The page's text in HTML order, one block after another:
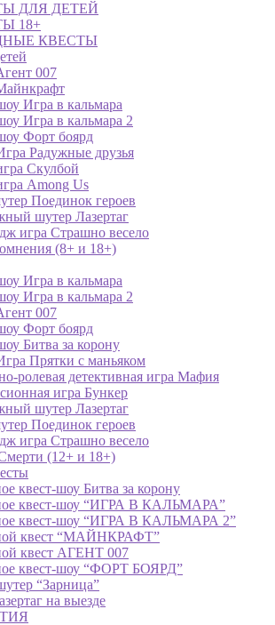
ДЛЯ ДЕТЕЙ
18+
КВЕСТЫ
007
Игра в кальмара
Игра в кальмара 2
Форт боярд
Радужные друзья
Скулбой
Among Us
Поединок героев
шутер Лазертаг
игра Страшно весело
(8+ и 18+)
Игра в кальмара
Игра в кальмара 2
007
Форт боярд
Битва за корону
Прятки с маньяком
ролевая детективная игра Мафия
игра Бункер
шутер Лазертаг
Поединок героев
игра Страшно весело
(12+ и 18+)
квест-шоу Битва за корону
квест-шоу “ИГРА В КАЛЬМАРА”
квест-шоу “ИГРА В КАЛЬМАРА 2”
квест “МАЙНКРАФТ”
квест АГЕНТ 007
квест-шоу “ФОРТ БОЯРД”
“Зарница”
на выезде